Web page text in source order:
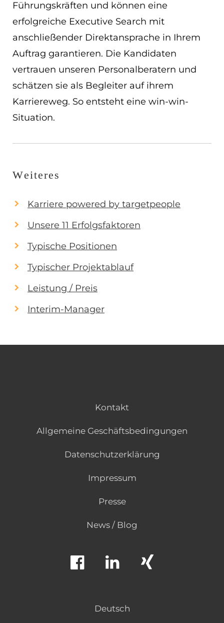
Führungskräften und können eine
erfolgreiche Executive Search mit
anschließender Direktansprache in Ihrem
Auftrag garantieren. Die Kandidaten
vertrauen unseren Personalberatern und
schätzen sie als Begleiter auf ihrem
Karriereweg. So entsteht eine win-win-
Situation.
Weiteres
Karriere powered by targetpeople
Unsere 11 Erfolgsfaktoren
Typische Positionen
Typischer Projektablauf
Leistung / Preis
Interim-Manager
Kontakt
Allgemeine Geschäftsbedingungen
Datenschutzerklärung
Impressum
Presse
News / Blog
Deutsch